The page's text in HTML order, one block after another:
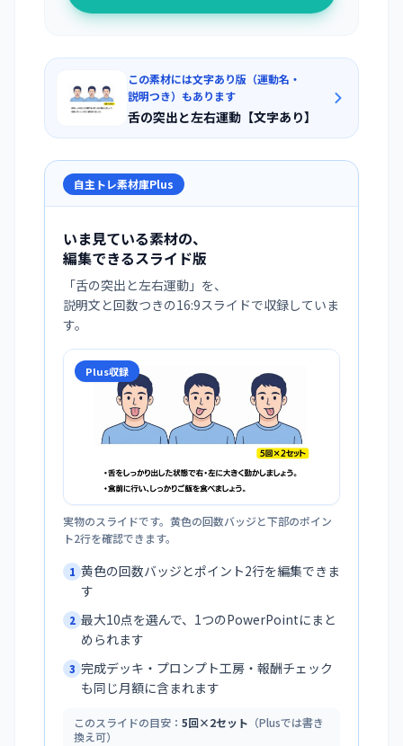
この素材には文字あり版（運動名・
説明つき）もあります
舌の突出と左右運動【文字あり】
自主トレ素材庫Plus
いま見ている素材の、
編集できるスライド版
「舌の突出と左右運動 」を、
説明文と回数つきの16:9スライドで収録していま
す。
Plus収録
実物のスライドです。黄色の回数バッジと下部のポイン
ト2行を確認できます。
1 黄色の回数バッジとポイント2行を編集できま
す
2 最大10点を選んで、1つのPowerPointにまと
められます
3 完成デッキ・プロンプト工房・報酬チェック
も同じ月額に含まれます
このスライドの目安： 5回×2セット （Plusでは書き
換え可）